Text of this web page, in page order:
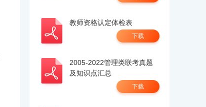
教师资格认定体检表
下载
2005-2022管理类联考真题
及知识点汇总
下载